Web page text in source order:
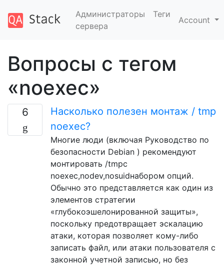
Администраторы
сервера
Теги
Account
Вопросы с тегом
«noexec»
6
Насколько полезен монтаж / tmp
noexec?
Многие люди (включая Руководство по
безопасности Debian ) рекомендуют
монтировать /tmpс
noexec,nodev,nosuidнабором опций.
Обычно это представляется как один из
элементов стратегии
«глубокоэшелонированной защиты»,
поскольку предотвращает эскалацию
атаки, которая позволяет кому-либо
записать файл, или атаки пользователя с
законной учетной записью, но без